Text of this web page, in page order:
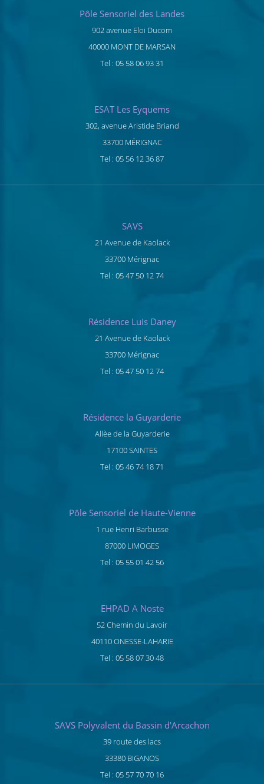
Pôle Sensoriel des Landes
902 avenue Eloi Ducom
40000 MONT DE MARSAN
Tel : 05 58 06 93 31
ESAT Les Eyquems
302, avenue Aristide Briand
33700 MÉRIGNAC
Tel : 05 56 12 36 87
SAVS
21 Avenue de Kaolack
33700 Mérignac
Tel : 05 47 50 12 74
Résidence Luis Daney
21 Avenue de Kaolack
33700 Mérignac
Tel : 05 47 50 12 74
Résidence la Guyarderie
Allèe de la Guyarderie
17100 SAINTES
Tel : 05 46 74 18 71
Pôle Sensoriel de Haute-Vienne
1 rue Henri Barbusse
87000 LIMOGES
Tel : 05 55 01 42 56
EHPAD A Noste
52 Chemin du Lavoir
40110 ONESSE-LAHARIE
Tel : 05 58 07 30 48
SAVS Polyvalent du Bassin d'Arcachon
39 route des lacs
33380 BIGANOS
Tel : 05 57 70 70 16